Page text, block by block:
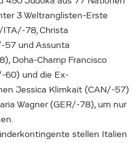
3 Weltranglisten-Erste
78, Christa
57 und Assunta
Doha-Champ Francisco
60) und die Ex-
Jessica Klimkait (CAN/-57)
Wagner (GER/-78), um nur
stellen Italien